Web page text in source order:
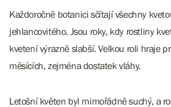
Každoročně botanici sčítají všechny
jehlancovitého. Jsou roky, kdy rostliny
kvetení výrazně slabší. Velkou roli hraje
měsících, zejména dostatek vláhy.
Letošní květen byl mimořádně suchý, a